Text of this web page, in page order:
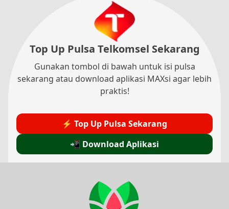
Top Up Pulsa Telkomsel Sekarang
Gunakan tombol di bawah untuk isi pulsa
sekarang atau download aplikasi MAXsi agar lebih
praktis!
⚡ Top Up Pulsa Sekarang
📲 Download Aplikasi